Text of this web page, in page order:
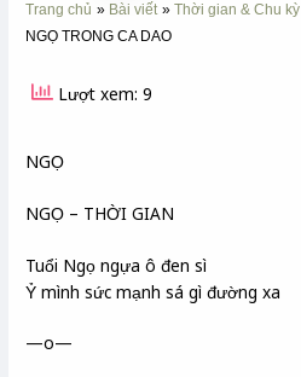
Trang chủ Bài viết Thời gian & Chu kỳ
NGỌ TRONG CA DAO
Lượt xem: 9
NGỌ
NGỌ – THỜI GIAN
Tuổi Ngọ ngựa ô đen sì
Ỷ mình sức mạnh sá gì đường xa
—o—